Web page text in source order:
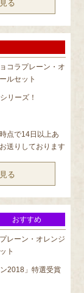
る
コラプレーン・オ
ルセット
リーズ！
点で14日以上あ
送りしております
る
おすすめ
レーン・オレンジ
ト
2018」特選受賞